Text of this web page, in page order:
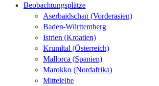
Beobachtungsplätze
Aserbaidschan (Vorderasien)
Baden-Württemberg
Istrien (Kroatien)
Krumltal (Österreich)
Mallorca (Spanien)
Marokko (Nordafrika)
Mittelelbe